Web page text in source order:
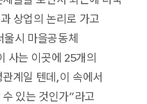
상업의 논리로 가고
시 마을공동체
사는 이곳에 25개의
계일 텐데, 이 속에서
있는 것인가”라고